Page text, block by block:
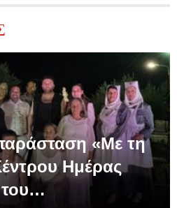
«Με τη
Ημέρας
του…